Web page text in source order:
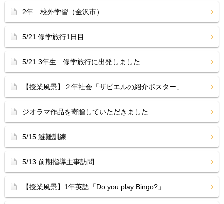
2年 校外学習（金沢市）
5/21 修学旅行1日目
5/21 3年生 修学旅行に出発しました
【授業風景】２年社会「ザビエルの紹介ポスター」
ジオラマ作品を寄贈していただきました
5/15 避難訓練
5/13 前期指導主事訪問
【授業風景】1年英語「Do you play Bingo?」